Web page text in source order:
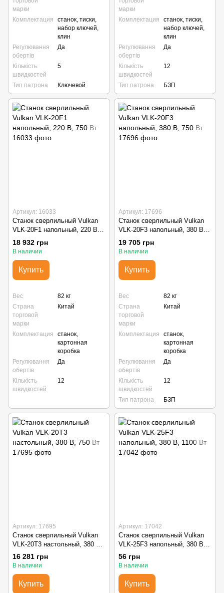
марки
Комплектация
станок, тиски,
набор ключей,
клин
Регулювання
обертів
Да
Кількість
швидкостей
5
Тип патрона Ключевой
марки
Комплектация
станок, тиски,
набор ключей,
клин
Регулювання
обертів
Да
Кількість
швидкостей
12
Тип патрона БЗП
Артикул: 16033
Станок сверлильный Vulkan
VLK-20F1 напольный, 220 В,
750 Вт
18 932 грн
В наличии
Купить
Вес
82 кг
Страна
торговой
марки
Китай
Комплектация
станок,
картонная
коробка
Регулювання
обертів
Да
Кількість
швидкостей
12
Артикул: 17696
Станок сверлильный Vulkan
VLK-20F3 напольный, 380 В,
750 Вт
19 705 грн
В наличии
Купить
Вес
82 кг
Страна
торговой
марки
Китай
Комплектация
станок,
картонная
коробка
Регулювання
обертів
Да
Кількість
швидкостей
12
Тип патрона БЗП
Артикул: 17695
Станок сверлильный Vulkan
VLK-20T3 настольный, 380 В,
750 Вт
16 281 грн
В наличии
Купить
Артикул: 17042
Станок сверлильный Vulkan
VLK-25F3 напольный, 380 В,
1100 Вт
56 грн
В наличии
Купить